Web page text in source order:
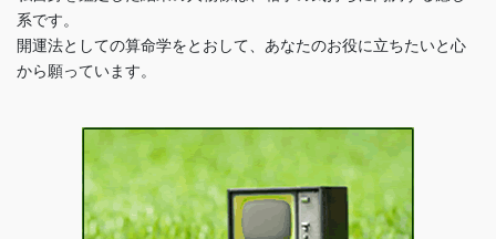
系です。
開運法としての算命学をとおして、あなたのお役に立ちたいと心
から願っています。